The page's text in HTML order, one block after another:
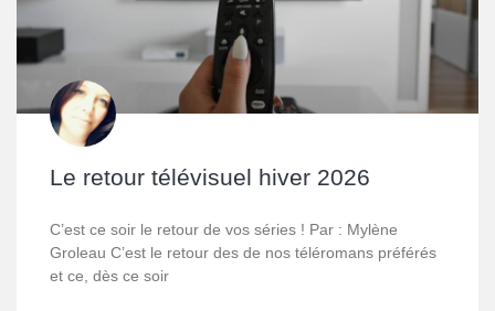
Le retour télévisuel hiver 2026
C’est ce soir le retour de vos séries ! Par : Mylène
Groleau C’est le retour des de nos téléromans préférés
et ce, dès ce soir